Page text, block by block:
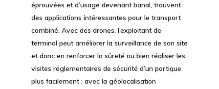
éprouvées et d’usage devenant banal, trouvent
des applications intéressantes pour le transport
combiné. Avec des drones, l’exploitant de
terminal peut améliorer la surveillance de son site
et donc en renforcer la sûreté ou bien réaliser les
visites réglementaires de sécurité d’un portique
plus facilement ; avec la géolocalisation